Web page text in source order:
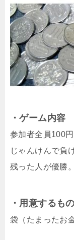
・ゲーム内容
参加者全員100
じゃんけんで負
残った人が優勝。
・用意するもの
袋（たまったお